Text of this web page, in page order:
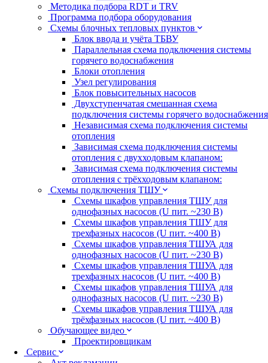
Методика подбора RDT и TRV
Программа подбора оборудования
Схемы блочных тепловых пунктов
Блок ввода и учёта ТБВУ
Параллельная схема подключения системы
горячего водоснабжения
Блоки отопления
Узел регулирования
Блок повысительных насосов
Двухступенчатая смешанная схема
подключения системы горячего водоснабжения
Независимая схема подключения системы
отопления
Зависимая схема подключения системы
отопления с двухходовым клапаном:
Зависимая схема подключения системы
отопления с трёхходовым клапаном:
Схемы подключения ТШУ
Схемы шкафов управления ТШУ для
однофазных насосов (U пит. ~230 В)
Схемы шкафов управления ТШУ для
трехфазных насосов (U пит. ~400 В)
Схемы шкафов управления ТШУА для
однофазных насосов (U пит. ~230 В)
Схемы шкафов управления ТШУА для
трехфазных насосов (U пит. ~400 В)
Схемы шкафов управления ТШУА для
однофазных насосов (U пит. ~230 В)
Схемы шкафов управления ТШУА для
трёхфазных насосов (U пит. ~400 В)
Обучающее видео
Проектировщикам
Сервис